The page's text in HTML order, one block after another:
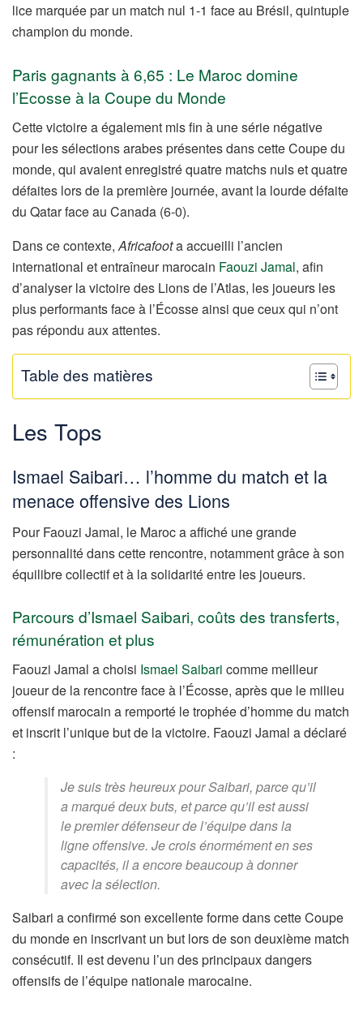
lice marquée par un match nul 1-1 face au Brésil, quintuple
champion du monde.
Paris gagnants à 6,65 : Le Maroc domine
l’Ecosse à la Coupe du Monde
Cette victoire a également mis fin à une série négative
pour les sélections arabes présentes dans cette Coupe du
monde, qui avaient enregistré quatre matchs nuls et quatre
défaites lors de la première journée, avant la lourde défaite
du Qatar face au Canada (6-0).
Dans ce contexte, Africafoota accueilli l’ancien
international et entraîneur marocain Faouzi Jamal, afin
d’analyser la victoire des Lions de l’Atlas, les joueurs les
plus performants face à l’Écosse ainsi que ceux qui n’ont
pas répondu aux attentes.
Table des matières
Les Tops
Ismael Saibari… l’homme du match et la
menace offensive des Lions
Pour Faouzi Jamal, le Maroc a affiché une grande
personnalité dans cette rencontre, notamment grâce à son
équilibre collectif et à la solidarité entre les joueurs.
Parcours d’Ismael Saibari, coûts des transferts,
rémunération et plus
Faouzi Jamal a choisi Ismael Saibari comme meilleur
joueur de la rencontre face à l’Écosse, après que le milieu
offensif marocain a remporté le trophée d’homme du match
et inscrit l’unique but de la victoire. Faouzi Jamal a déclaré
:
Je suis très heureux pour Saibari, parce qu’il
a marqué deux buts, et parce qu’il est aussi
le premier défenseur de l’équipe dans la
ligne offensive. Je crois énormément en ses
capacités, il a encore beaucoup à donner
avec la sélection.
Saibari a confirmé son excellente forme dans cette Coupe
du monde en inscrivant un but lors de son deuxième match
consécutif. Il est devenu l’un des principaux dangers
offensifs de l’équipe nationale marocaine.